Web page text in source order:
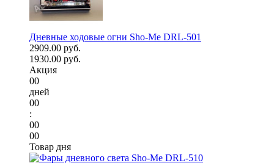
Дневные ходовые огни Sho-Me DRL-501
2909.00 руб.
1930.00 руб.
Акция
00
дней
00
:
00
00
Товар дня